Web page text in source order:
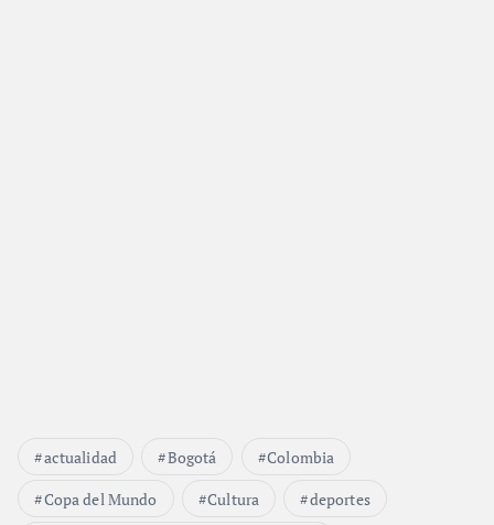
actualidad Bogotá
Colombia
Copa del Mundo
Cultura
deportes